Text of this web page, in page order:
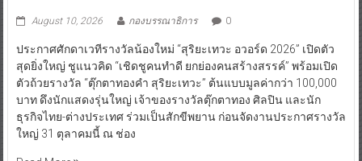
August 10, 2026 กองบรรณาธิการ 0
ประกาศศักดาเวทีรางวัลน้องใหม่ “สุริยะเทวะ อวอร์ด 2026” เปิดตัว
สุดยิ่งใหญ่ ชูแนวคิด “เชิดชูคนทำดี ยกย่องคนสร้างสรรค์” พร้อมเปิด
ตัวถ้วยรางวัล “ตุ๊กตาทองคำ สุริยะเทวะ” ต้นแบบมูลค่ากว่า 100,000
บาท ดึงนักแสดงรุ่นใหญ่ เจ้าของรางวัลตุ๊กตาทอง ศิลปิน และนัก
ธุรกิจไทย-ต่างประเทศ ร่วมเป็นสักขีพยาน ก่อนจัดงานประกาศรางวัล
ใหญ่ 31 ตุลาคมนี้ ณ ช่อง